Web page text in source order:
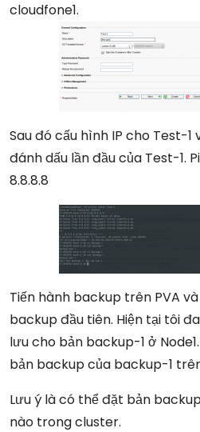
cloudfone1.
Sau đó cấu hình IP cho Test-1
đánh dấu lần đầu của Test-1.
8.8.8.8
Tiến hành backup trên PVA
backup đầu tiên. Hiện tại tôi
lưu cho bản backup-1 ở
bản backup của backup-1
Lưu ý là có thể đặt bản
nào trong cluster.